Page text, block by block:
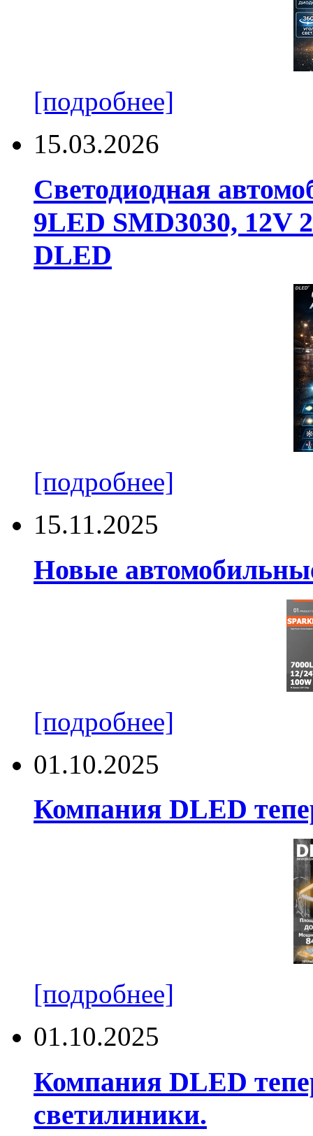
[подробнее]
15.03.2026
Светодиодная
9LED SMD3030, 12V
DLED
[подробнее]
15.11.2025
Новые
[подробнее]
01.10.2025
Компания DLED
[подробнее]
01.10.2025
Компания DLED
светилиники.